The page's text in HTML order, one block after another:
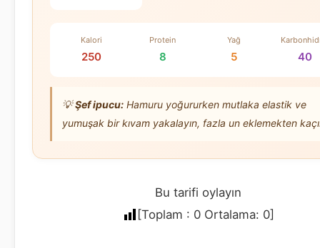
Kalori
250
Protein
8
Yağ
5 40
💡Şef ipucu: Hamuru yoğururken mutlaka elastik ve
yumuşak bir kıvam yakalayın, fazla un eklemekten
Bu tarifi oylayın
[Toplam : 0Ortalama: 0]